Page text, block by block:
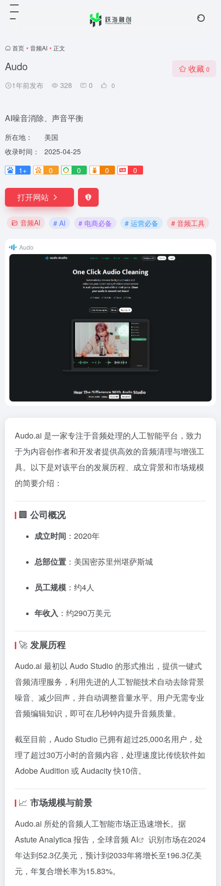
首页 • 音频AI • 正文
Audo
1年前发布 328 0 0
收藏 0
AI噪音消除、声音平衡
所在地：
美国
收录时间：
2025-04-25
1+
0 0 0 0
打开网站
音频AI # AI # 电商必备 # 运营必备 # 音频工具
Audo
Audo.ai 是一家专注于音频处理的人工智能平台，致力
于为内容创作者和开发者提供高效的音频清理与增强工
具。 以下是对该平台的发展历程、成立背景和市场规模
的简要介绍：​
🏢 公司概况
成立时间 ：​ 2020年
总部位置 ：​ 美国密苏里州堪萨斯城
员工规模 ：约4人
年收入 ：​ 约290万美元
🚀发展历程
Audo.ai 最初以 Audo Studio 的形式推出，提供一键式
音频清理服务，利用先进的人工智能技术自动去除背景
噪音、减少回声，并自动调整音量水平。 用户无需专业
音频编辑知识，即可在几秒钟内提升音频质量。
截至目前，Audo Studio 已拥有超过25,000名用户，处
理了超过30万小时的音频内容，处理速度比传统软件如
Adobe Audition 或 Audacity 快10倍。
📈 市场规模与前景
Audo.ai 所处的音频人工智能市场正迅速增长。 据
Astute Analytica 报告，全球音频 AI
识别市场在2024
年达到52.3亿美元，预计到2033年将增长至196.3亿美
元，年复合增长率为15.83%。